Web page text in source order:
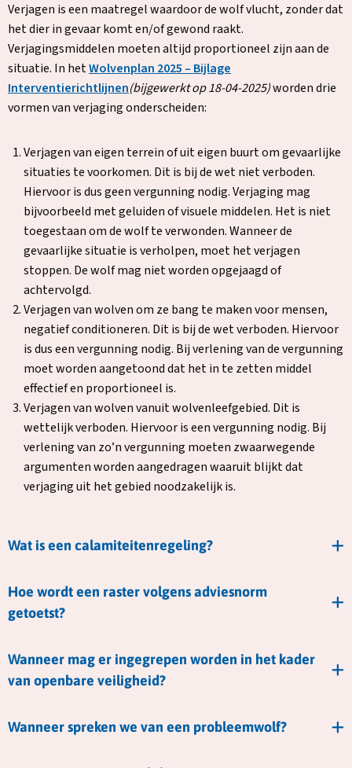
Verjagen is een maatregel waardoor de wolf vlucht, zonder dat
het dier in gevaar komt en/of gewond raakt.
Verjagingsmiddelen moeten altijd proportioneel zijn aan de
situatie. In hetWolvenplan 2025 – Bijlage
InterventierichtlijnenDeze
link
in
een
nieuw
tabblad
(bijgewerkt op 18-04-2025)worden drie
vormen van verjaging onderscheiden:
Verjagen van eigen terrein of uit eigen buurt om gevaarlijke
situaties te voorkomen. Dit is bij de wet niet verboden.
Hiervoor is dus geen vergunning nodig. Verjaging mag
bijvoorbeeld met geluiden of visuele middelen. Het is niet
toegestaan om de wolf te verwonden. Wanneer de
gevaarlijke situatie is verholpen, moet het verjagen
stoppen. De wolf mag niet worden opgejaagd of
achtervolgd.
Verjagen van wolven om ze bang te maken voor mensen,
negatief conditioneren. Dit is bij de wet verboden. Hiervoor
is dus een vergunning nodig. Bij verlening van de vergunning
moet worden aangetoond dat het in te zetten middel
effectief en proportioneel is.
Verjagen van wolven vanuit wolvenleefgebied. Dit is
wettelijk verboden. Hiervoor is een vergunning nodig. Bij
verlening van zo’n vergunning moeten zwaarwegende
argumenten worden aangedragen waaruit blijkt dat
verjaging uit het gebied noodzakelijk is.
Wat is een calamiteitenregeling?
Hoe wordt een raster volgens adviesnorm
getoetst?
Wanneer mag er ingegrepen worden in het kader
van openbare veiligheid?
Wanneer spreken we van een probleemwolf?